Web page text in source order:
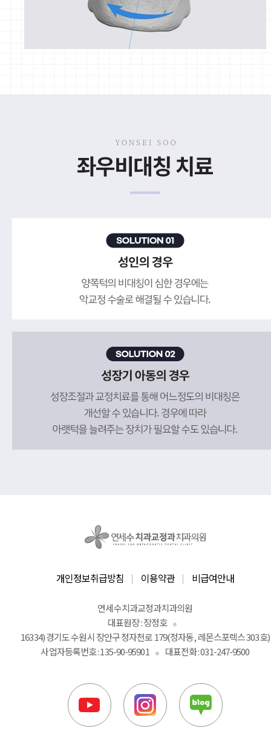
개인정보취급방침 이용약관 비급여안내
연세수치과교정과치과의원
대표원장 : 장정호
16334) 경기도 수원시 장안구 정자천로 179(정자동, 레몬스포렉스 303호)
사업자등록번호 : 135-90-95901
대표전화 :031-247-9500